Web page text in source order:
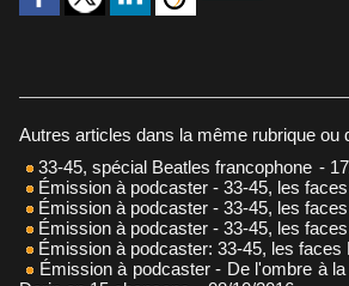
Autres articles dans la même rubrique ou
33-45, spécial Beatles francophone -
Émission à podcaster - 33-45, les
Émission à podcaster - 33-45, les
Émission à podcaster - 33-45, les
Émission à podcaster: 33-45, les faces
Émission à podcaster - De l'ombre à